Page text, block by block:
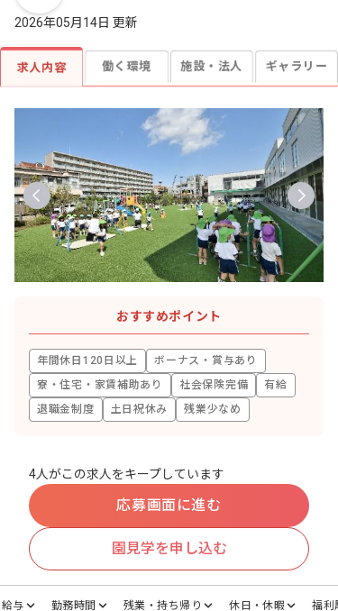
2026年05月14日 更新
求人内容 働く環境 施設・法人 ギャラリー
おすすめポイント
年間休日120日以上
ボーナス・賞与あり
寮・住宅・家賃補助あり
社会保険完備
有給
退職金制度
土日祝休み 残業少なめ
4人がこの求人をキープしています
応募画面に進む
園見学を申し込む
給与 勤務時間 残業・持ち帰り 休日・休暇 福利